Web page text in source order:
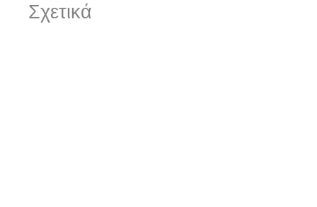
Σχετικά